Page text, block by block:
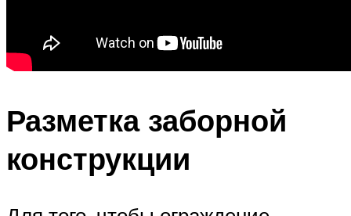
Разметка заборной
конструкции